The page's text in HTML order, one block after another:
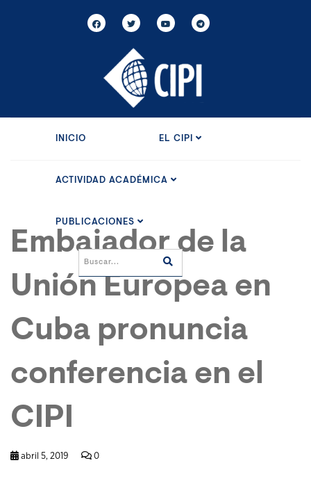
INICIO EL CIPI
ACTIVIDAD ACADÉMICA
PUBLICACIONES
Embajador de la
Unión Europea en
Cuba pronuncia
conferencia en el
CIPI
abril 5, 2019 0